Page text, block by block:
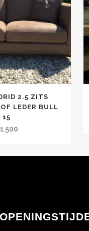
2.5 ZITS
LEDER BULL
15
1.500